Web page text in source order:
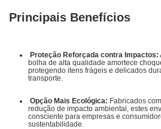
Principais Benefícios
Proteção Reforçada contra Impactos:
bolha de alta qualidade amortece
protegendo itens frágeis e delicados
transporte.
Opção Mais Ecológica: Fabricados
redução de impacto ambiental, estes
consciente para empresas e
sustentabilidade.